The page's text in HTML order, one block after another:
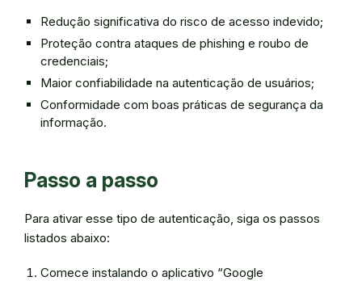
Redução significativa do risco de acesso indevido;
Proteção contra ataques de phishing e roubo de
credenciais;
Maior confiabilidade na autenticação de usuários;
Conformidade com boas práticas de segurança da
informação.
Passo a passo
Para ativar esse tipo de autenticação, siga os passos
listados abaixo:
Comece instalando o aplicativo “Google